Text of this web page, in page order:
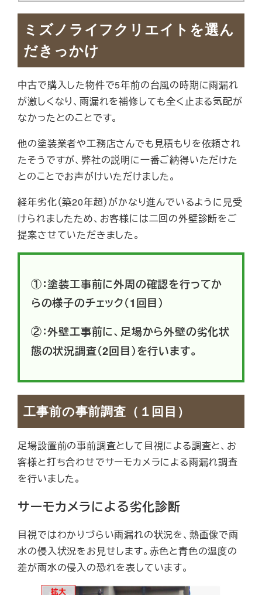
ミズノライフクリエイトを選ん
だきっかけ
中古で購入した物件で5年前の台風の時期に雨漏れ
が激しくなり、雨漏れを補修しても全く止まる気配が
なかったとのことです。
他の塗装業者や工務店さんでも見積もりを依頼され
たそうですが、弊社の説明に一番ご納得いただけた
とのことでお声がけいただけました。
経年劣化（築20年超）がかなり進んでいるように見受
けられましたため、お客様には二回の外壁診断をご
提案させていただきました。
①：塗装工事前に外周の確認を行ってか
らの様子のチェック（1回目）
②：外壁工事前に、足場から外壁の劣化状
態の状況調査（2回目）を行います。
工事前の事前調査（１回目）
足場設置前の事前調査として目視による調査と、お
客様と打ち合わせでサーモカメラによる雨漏れ調査
を行いました。
サーモカメラによる劣化診断
目視ではわかりづらい雨漏れの状況を、熱画像で雨
水の侵入状況をお見せします。赤色と青色の温度の
差が雨水の侵入の恐れを表しています。